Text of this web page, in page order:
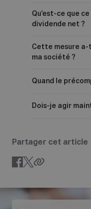
Qu’est-ce que
dividende net ?
Cette mesure a-
ma société ?
Quand le
Dois-je agir
Partager cet article